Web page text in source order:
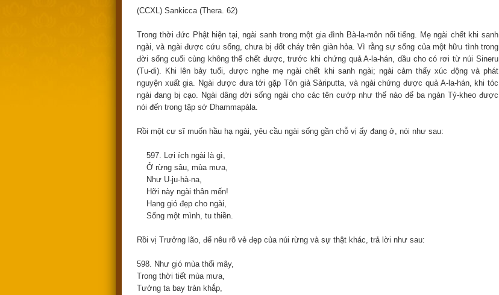
(CCXL) Sankicca (Thera. 62)
Trong thời đức Phật hiện tại, ngài sanh trong một gia đình Bà-la-môn nổi tiếng. Mẹ ngài chết khi sanh
ngài, và ngài được cứu sống, chưa bị đốt cháy trên giàn hỏa. Vì rằng sự sống của một hữu tình trong
đời sống cuối cùng không thể chết được, trước khi chứng quả A-la-hán, dầu cho có rơi từ núi Sineru
(Tu-di). Khi lên bảy tuổi, được nghe mẹ ngài chết khi sanh ngài; ngài cảm thấy xúc động và phát
nguyện xuất gia. Ngài được đưa tới gặp Tôn giả Sàriputta, và ngài chứng được quả A-la-hán, khi tóc
ngài đang bị cạo. Ngài dâng đời sống ngài cho các tên cướp như thế nào để ba ngàn Tỷ-kheo được
nói đến trong tập sớ Dhammapàla.
Rồi một cư sĩ muốn hầu hạ ngài, yêu cầu ngài sống gần chỗ vị ấy đang ở, nói như sau:
597. Lợi ích ngài là gì,
Ở rừng sâu, mùa mưa,
Như U-ju-hà-na,
Hỡi này ngài thân mến!
Hang gió đẹp cho ngài,
Sống một mình, tu thiền.
Rồi vị Trưởng lão, để nêu rõ vẻ đẹp của núi rừng và sự thật khác, trả lời như sau:
598. Như gió mùa thổi mây,
Trong thời tiết mùa mưa,
Tưởng ta bay tràn khắp,